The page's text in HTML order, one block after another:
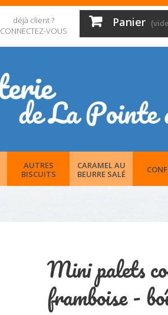
déjà client ?
CONNECTEZ-VOUS
Panier
AUTRES
BISCUITS
CARAMEL AU
BEURRE SALÉ
Mini palets
framboise -